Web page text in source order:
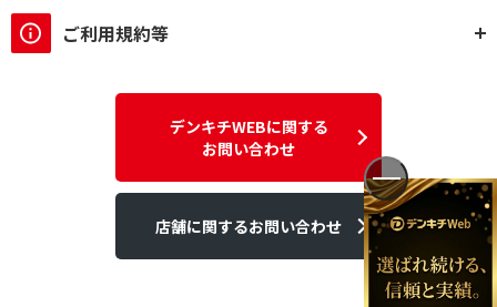
ご利用規約等
デンキチWEBに関する
お問い合わせ
店舗に関するお問い合わせ